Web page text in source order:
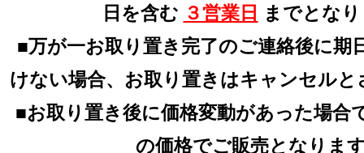
日を含む ３営業日 までとな
■万が一お取り置き完了のご連絡後に期
けない場合、お取り置きはキャンセル
■お取り置き後に価格変動があった場合
の価格でご販売となりま